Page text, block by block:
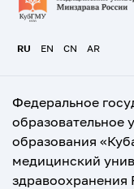
RU EN CN AR
Федеральное
образовательное
образования
медицинский